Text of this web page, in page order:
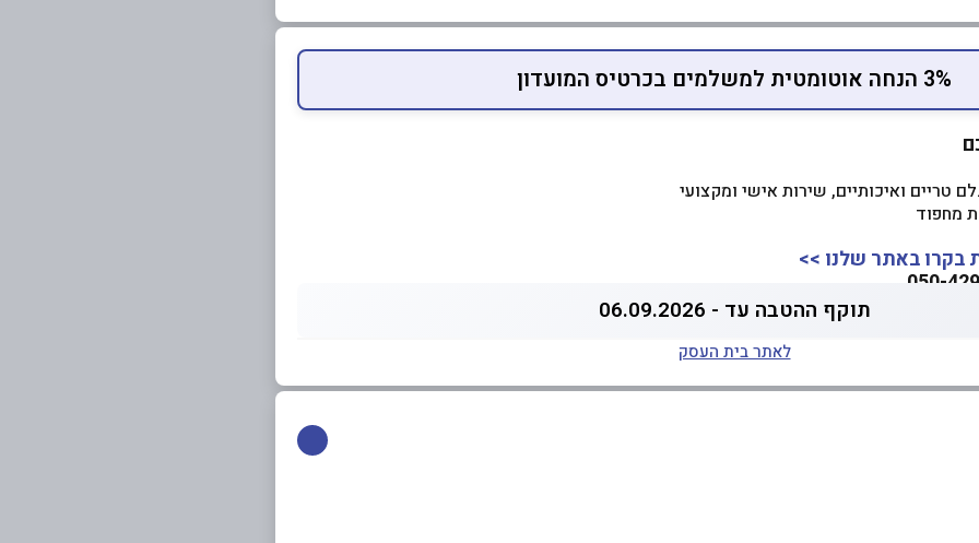
3% הנחה אוטומטית למשלמים בכרטיס המועדון
טריים ואיכותיים, שירות אישי ומקצועי
מחפוד
בקרו באתר שלנו >>
תוקף ההטבה עד - 06.09.2026
לאתר בית העסק